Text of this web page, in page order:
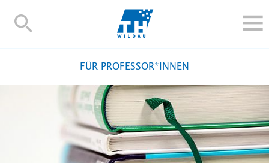
TH-
STUDIEREN UND WEITERBILDEN
FORSCHUNG UND TRANSFER
HOCHSCHULE
INTERNATIONAL
FÜR PROFESSOR*INNEN